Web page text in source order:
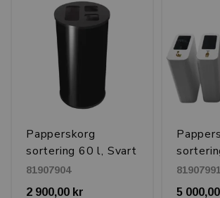
Papperskorg
sortering 60 l, Svart
81907904
2 900,00 kr
62 l, Vit
5